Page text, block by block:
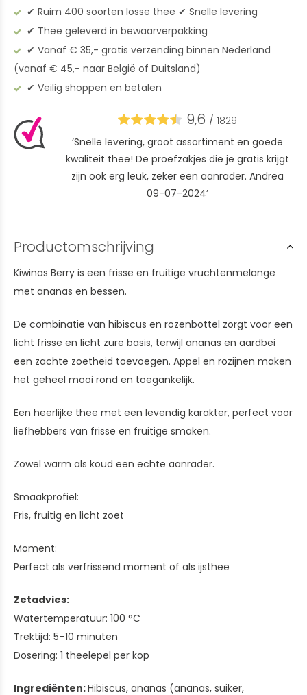
✔︎ Ruim 400 soorten losse thee ✔︎ Snelle levering
✔︎ Thee geleverd in bewaarverpakking
✔︎ Vanaf € 35,- gratis verzending binnen Nederland
(vanaf € 45,- naar België of Duitsland)
✔︎ Veilig shoppen en betalen
9,6 / 1829
‘Snelle levering, groot assortiment en goede
kwaliteit thee! De proefzakjes die je gratis krijgt
zijn ook erg leuk, zeker een aanrader. Andrea
09-07-2024’
Productomschrijving
Kiwinas Berry is een frisse en fruitige vruchtenmelange
met ananas en bessen.
De combinatie van hibiscus en rozenbottel zorgt voor een
licht frisse en licht zure basis, terwijl ananas en aardbei
een zachte zoetheid toevoegen. Appel en rozijnen maken
het geheel mooi rond en toegankelijk.
Een heerlijke thee met een levendig karakter, perfect voor
liefhebbers van frisse en fruitige smaken.
Zowel warm als koud een echte aanrader.
Smaakprofiel:
Fris, fruitig en licht zoet
Moment:
Perfect als verfrissend moment of als ijsthee
Zetadvies:
Watertemperatuur: 100 °C
Trektijd: 5–10 minuten
Dosering: 1 theelepel per kop
Ingrediënten:Hibiscus, ananas (ananas, suiker,